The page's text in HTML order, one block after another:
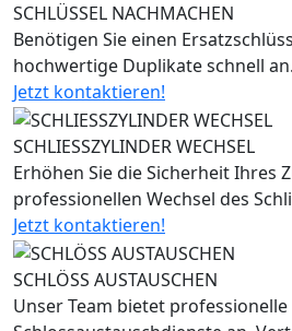
SCHLÜSSEL NACHMACHEN
Benötigen Sie einen
hochwertige Duplikate schnell an.
Jetzt kontaktieren!
SCHLIESSZYLINDER WECHSEL
Erhöhen Sie die Sicherheit Ihres
professionellen Wechsel des
Jetzt kontaktieren!
SCHLÖSS AUSTAUSCHEN
Unser Team bietet professionelle